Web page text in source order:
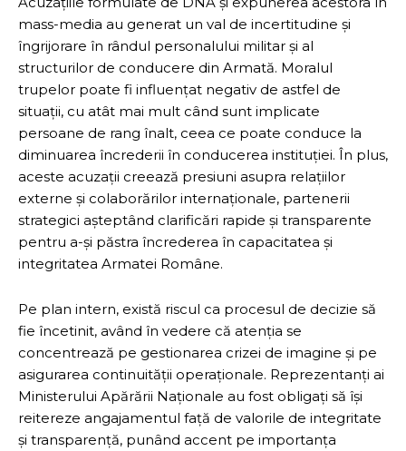
mass-media au generat un val de incertitudine și
îngrijorare în rândul personalului militar și al
structurilor de conducere din Armată. Moralul
trupelor poate fi influențat negativ de astfel de
situații, cu atât mai mult când sunt implicate
persoane de rang înalt, ceea ce poate conduce la
diminuarea încrederii în conducerea instituției. În plus,
aceste acuzații creează presiuni asupra relațiilor
externe și colaborărilor internaționale, partenerii
strategici așteptând clarificări rapide și transparente
pentru a-și păstra încrederea în capacitatea și
integritatea Armatei Române.
Pe plan intern, există riscul ca procesul de decizie să
fie încetinit, având în vedere că atenția se
concentrează pe gestionarea crizei de imagine și pe
asigurarea continuității operaționale. Reprezentanți ai
Ministerului Apărării Naționale au fost obligați să își
reitereze angajamentul față de valorile de integritate
și transparență, punând accent pe importanța